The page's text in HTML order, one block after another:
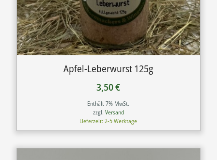
Apfel-Leberwurst 125g
3,50€
Enthält 7% MwSt.
zzgl. Versand
Lieferzeit: 2-5 Werktage